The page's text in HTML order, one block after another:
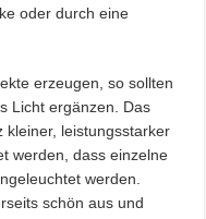
oder durch eine
erzeugen, so sollten
Licht ergänzen. Das
kleiner, leistungsstarker
werden, dass einzelne
werden.
schön aus und